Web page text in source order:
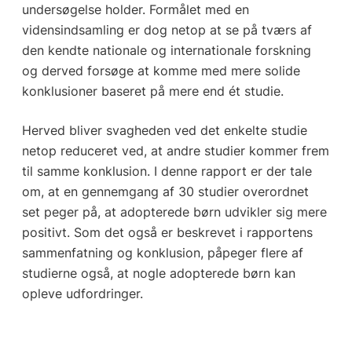
undersøgelse holder. Formålet med en
vidensindsamling er dog netop at se på tværs af
den kendte nationale og internationale forskning
og derved forsøge at komme med mere solide
konklusioner baseret på mere end ét studie.
Herved bliver svagheden ved det enkelte studie
netop reduceret ved, at andre studier kommer frem
til samme konklusion. I denne rapport er der tale
om, at en gennemgang af 30 studier overordnet
set peger på, at adopterede børn udvikler sig mere
positivt. Som det også er beskrevet i rapportens
sammenfatning og konklusion, påpeger flere af
studierne også, at nogle adopterede børn kan
opleve udfordringer.